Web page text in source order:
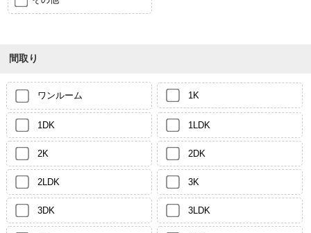
間取り
ワンルーム 1K
1DK 1LDK
2K 2DK
2LDK 3K
3DK 3LDK